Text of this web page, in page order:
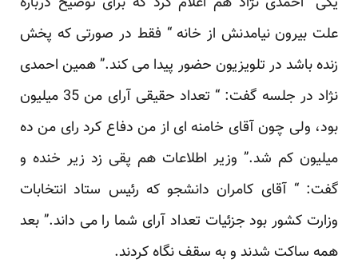
علت بیرون نیامدنش از خانه “ فقط در صورتی که پخش
زنده باشد در تلویزیون حضور پیدا می کند.” همین احمدی
نژاد در جلسه گفت: “ تعداد حقیقی آرای من 35 میلیون
بود، ولی چون آقای خامنه ای از من دفاع کرد رای من ده
میلیون کم شد.” وزیر اطلاعات هم پقی زد زیر خنده و
گفت: “ آقای کامران دانشجو که رئیس ستاد انتخابات
وزارت کشور بود جزئیات تعداد آرای شما را می داند.” بعد
همه ساکت شدند و به سقف نگاه کردند.